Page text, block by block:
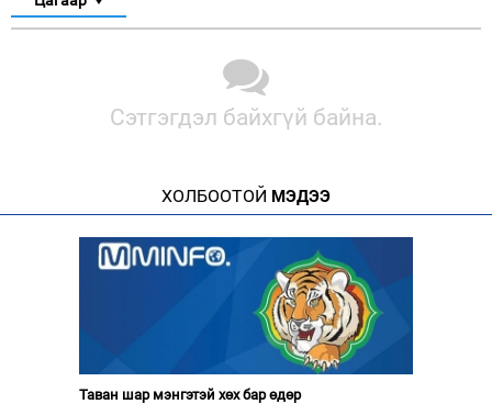
Сэтгэгдэл байхгүй байна.
ХОЛБООТОЙ МЭДЭЭ
Таван шар мэнгэтэй хөх бар өдөр